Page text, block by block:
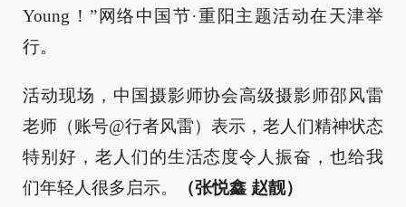
Young！”网络中国节·重阳主题活动在天津举
行。
活动现场，中国摄影师协会高级摄影师邵风雷
老师（账号@行者风雷）表示，老人们精神状态
特别好，老人们的生活态度令人振奋，也给我
们年轻人很多启示。
（张悦鑫 赵靓）